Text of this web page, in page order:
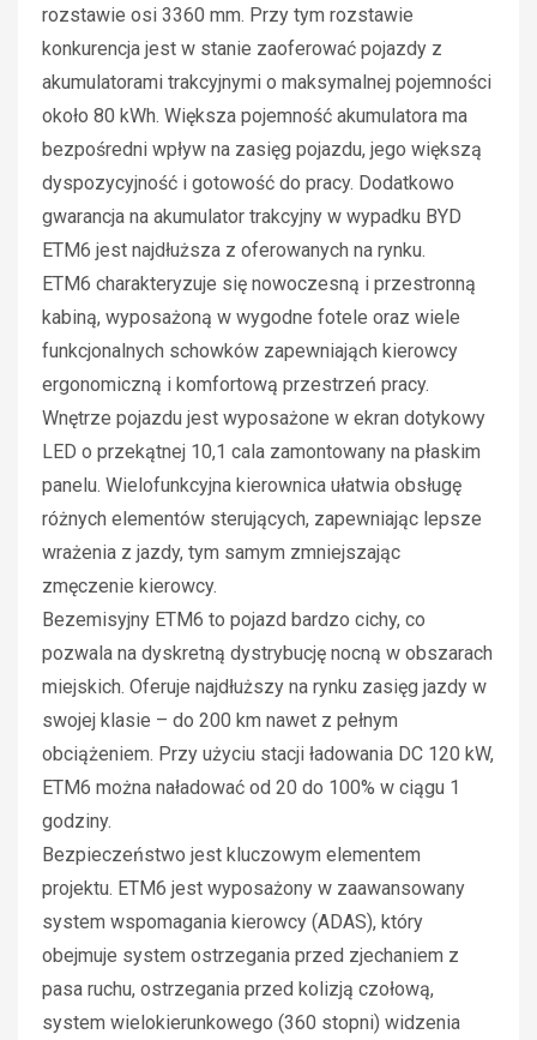
rozstawie osi 3360 mm. Przy tym rozstawie
konkurencja jest w stanie zaoferować pojazdy z
akumulatorami trakcyjnymi o maksymalnej pojemności
około 80 kWh. Większa pojemność akumulatora ma
bezpośredni wpływ na zasięg pojazdu, jego większą
dyspozycyjność i gotowość do pracy. Dodatkowo
gwarancja na akumulator trakcyjny w wypadku BYD
ETM6 jest najdłuższa z oferowanych na rynku.
ETM6 charakteryzuje się nowoczesną i przestronną
kabiną, wyposażoną w wygodne fotele oraz wiele
funkcjonalnych schowków zapewniająch kierowcy
ergonomiczną i komfortową przestrzeń pracy.
Wnętrze pojazdu jest wyposażone w ekran dotykowy
LED o przekątnej 10,1 cala zamontowany na płaskim
panelu. Wielofunkcyjna kierownica ułatwia obsługę
różnych elementów sterujących, zapewniając lepsze
wrażenia z jazdy, tym samym zmniejszając
zmęczenie kierowcy.
Bezemisyjny ETM6 to pojazd bardzo cichy, co
pozwala na dyskretną dystrybucję nocną w obszarach
miejskich. Oferuje najdłuższy na rynku zasięg jazdy w
swojej klasie – do 200 km nawet z pełnym
obciążeniem. Przy użyciu stacji ładowania DC 120 kW,
ETM6 można naładować od 20 do 100% w ciągu 1
godziny.
Bezpieczeństwo jest kluczowym elementem
projektu. ETM6 jest wyposażony w zaawansowany
system wspomagania kierowcy (ADAS), który
obejmuje system ostrzegania przed zjechaniem z
pasa ruchu, ostrzegania przed kolizją czołową,
system wielokierunkowego (360 stopni) widzenia